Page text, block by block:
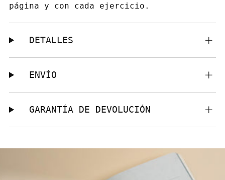
página y con cada ejercicio.
DETALLES
ENVÍO
GARANTÍA DE DEVOLUCIÓN